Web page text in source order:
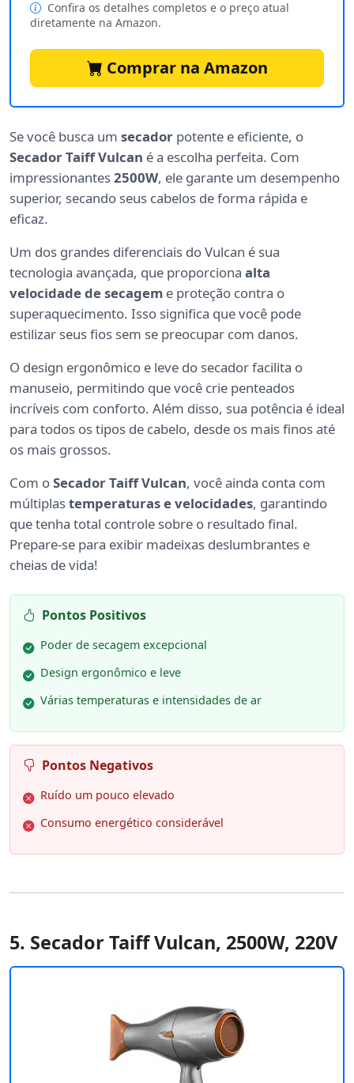
Confira os detalhes completos e o preço atual
diretamente na Amazon.
Comprar na Amazon
Se você busca um secador potente e eficiente, o
Secador Taiff Vulcan é a escolha perfeita. Com
impressionantes2500W, ele garante um desempenho
superior, secando seus cabelos de forma rápida e
eficaz.
Um dos grandes diferenciais do Vulcan é sua
tecnologia avançada, que proporciona alta
velocidade de secagem e proteção contra o
superaquecimento. Isso significa que você pode
estilizar seus fios sem se preocupar com danos.
O design ergonômico e leve do secador facilita o
manuseio, permitindo que você crie penteados
incríveis com conforto. Além disso, sua potência é ideal
para todos os tipos de cabelo, desde os mais finos até
os mais grossos.
Com oSecador Taiff Vulcan, você ainda conta com
múltiplastemperaturas e velocidades, garantindo
que tenha total controle sobre o resultado final.
Prepare-se para exibir madeixas deslumbrantes e
cheias de vida!
Pontos Positivos
Poder de secagem excepcional
Design ergonômico e leve
Várias temperaturas e intensidades de ar
Pontos Negativos
Ruído um pouco elevado
Consumo energético considerável
5. Secador Taiff Vulcan, 2500W, 220V